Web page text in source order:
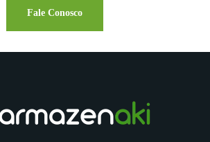
Fale Conosco